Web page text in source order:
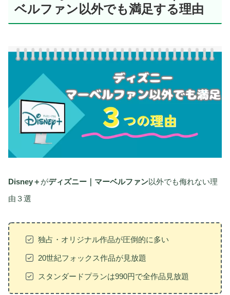
ベルファン以外でも満足する理由
Disney＋ がディズニー｜マーベルファン以外でも侮れない理
由３選
独占・オリジナル作品が圧倒的に多い
20世紀フォックス作品が見放題
スタンダードプランは990円で全作品見放題